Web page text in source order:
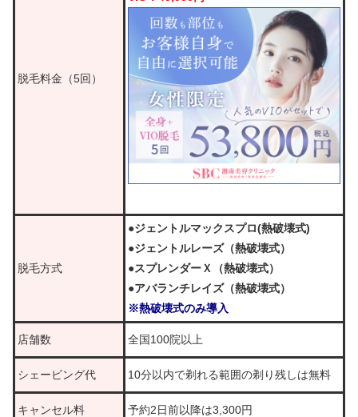
脱毛料金（5回）
脱毛方式
●ジェントルマックスプロ(熱破壊式)
●ジェントルレーズ（熱破壊式）
●スプレンダーＸ（熱破壊式）
●アバランチレイズ（熱破壊式）
※熱破壊式のみ導入
店舗数 全国100院以上
シェービング代 10分以内で剃れる範囲の剃り残しは無料
キャンセル料 予約2日前以降は3,300円